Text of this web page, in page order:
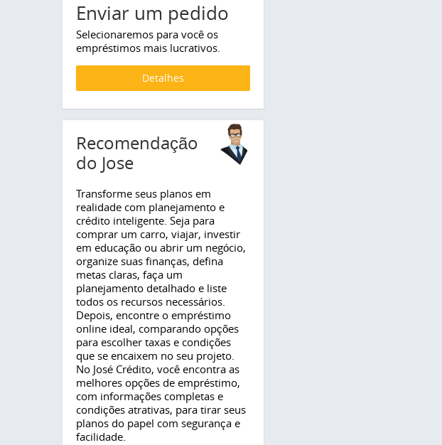
Enviar um pedido
Selecionaremos para você os
empréstimos mais lucrativos.
Detalhes
Recomendação
do Jose
Transforme seus planos em
realidade com planejamento e
crédito inteligente. Seja para
comprar um carro, viajar, investir
em educação ou abrir um negócio,
organize suas finanças, defina
metas claras, faça um
planejamento detalhado e liste
todos os recursos necessários.
Depois, encontre o empréstimo
online ideal, comparando opções
para escolher taxas e condições
que se encaixem no seu projeto.
No José Crédito, você encontra as
melhores opções de empréstimo,
com informações completas e
condições atrativas, para tirar seus
planos do papel com segurança e
facilidade.